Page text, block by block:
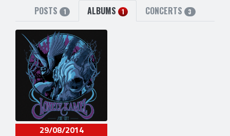
POSTS 1 ALBUMS 1 CONCERTS 3
29/08/2014